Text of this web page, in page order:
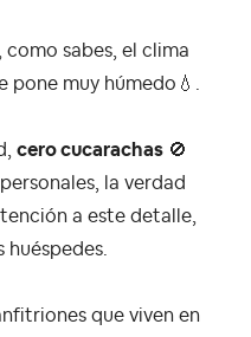
como sabes, el clima
pone muy húmedo 💧
cero cucarachas 🚫
la verdad
a este detalle,
huéspedes.
que viven en